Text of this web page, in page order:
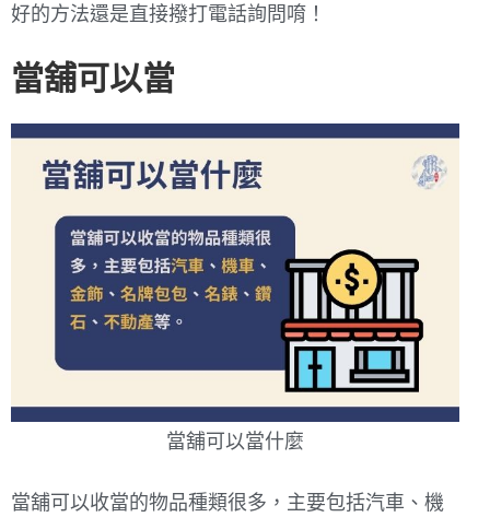
好的方法還是直接撥打電話詢問唷！
當舖可以當
當舖可以當什麼
當舖可以收當的物品種類很多，主要包括汽車、機